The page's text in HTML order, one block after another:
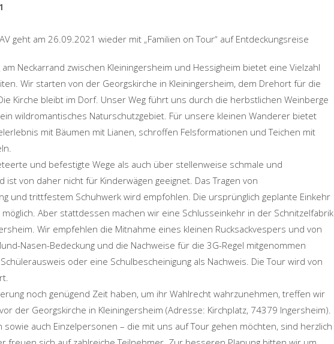
geht am 26.09.2021 wieder mit „Familien on Tour“ auf Entdeckungsreise
Neckarrand zwischen Kleiningersheim und Hessigheim bietet eine Vielzahl
Wir starten von der Georgskirche in Kleiningersheim, dem Drehort für die
Kirche bleibt im Dorf. Unser Weg führt uns durch die herbstlichen Weinberge
wildromantisches Naturschutzgebiet. Für unsere kleinen Wanderer bietet
mit Bäumen mit Lianen, schroffen Felsformationen und Teichen mit
und befestigte Wege als auch über stellenweise schmale und
ist von daher nicht für Kinderwägen geeignet. Das Tragen von
und trittfestem Schuhwerk wird empfohlen. Die ursprünglich geplante Einkehr
Aber stattdessen machen wir eine Schlusseinkehr in der Schnitzelfabrik
Wir empfehlen die Mitnahme eines kleinen Rucksackvespers und von
Nasen-Bedeckung und die Nachweise für die 3G-Regel mitgenommen
oder eine Schulbescheinigung als Nachweis. Die Tour wird von
noch genügend Zeit haben, um ihr Wahlrecht wahrzunehmen, treffen wir
der Georgskirche in Kleiningersheim (Adresse: Kirchplatz, 74379 Ingersheim).
sowie auch Einzelpersonen – die mit uns auf Tour gehen möchten, sind herzlich